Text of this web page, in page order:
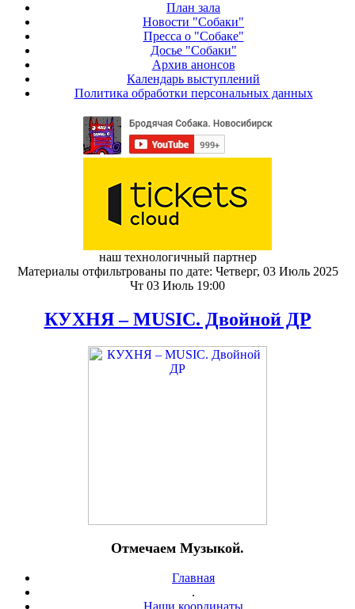
План зала
Новости "Собаки"
Пресса о "Собаке"
Досье "Собаки"
Архив анонсов
Календарь выступлений
Политика обработки персональных данных
наш технологичный партнер
Материалы отфильтрованы по дате: Четверг, 03 Июль 2025
Чт 03 Июль 19:00
КУХНЯ – MUSIC. Двойной ДР
Отмечаем Музыкой.
Главная
.